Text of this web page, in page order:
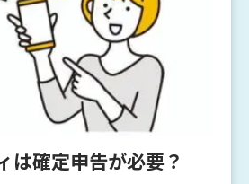
は確定申告が必要？